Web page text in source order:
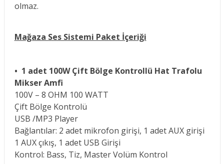
olmaz.
Mağaza Ses Sistemi Paket İçeriği
• 1 adet 100W Çift Bölge Kontrollü Hat Trafolu
Mikser Amfi
100V – 8 OHM 100 WATT
Çift Bölge Kontrolü
USB /MP3 Player
Bağlantılar: 2 adet mikrofon girişi, 1 adet AUX girişi
1 AUX çıkış, 1 adet USB Girişi
Kontrol: Bass, Tiz, Master Volüm Kontrol